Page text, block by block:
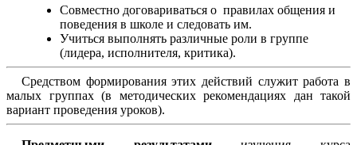
Совместно договариваться о правилах общения и
поведения в школе и следовать им.
Учиться выполнять различные роли в группе
(лидера, исполнителя, критика).
Средством формирования этих действий служит работа в
малых группах (в методических рекомендациях дан такой
вариант проведения уроков).